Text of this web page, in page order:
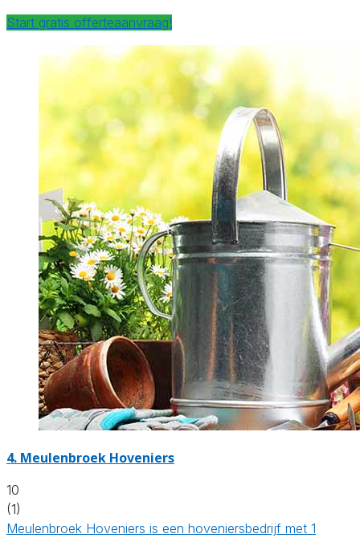
Start gratis offerteaanvraag!
4. Meulenbroek Hoveniers
10
(1)
Meulenbroek Hoveniers is een hoveniersbedrijf met 1